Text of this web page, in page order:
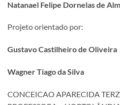
Natanael Felipe Dornelas de
Projeto orientado por:
Gustavo Castilheiro de Oliveira
Wagner Tiago da Silva
CONCEICAO APARECIDA